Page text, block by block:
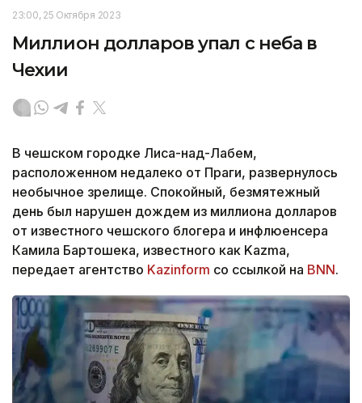
23:00, 25 Октября 2023
Миллион долларов упал с неба в
Чехии
В чешском городке Лиса-над-Лабем,
расположенном недалеко от Праги, развернулось
необычное зрелище. Спокойный, безмятежный
день был нарушен дождем из миллиона долларов
от известного чешского блогера и инфлюенсера
Камила Бартошека, известного как Kazma,
передает агентство Kazinform со ссылкой на BNN.